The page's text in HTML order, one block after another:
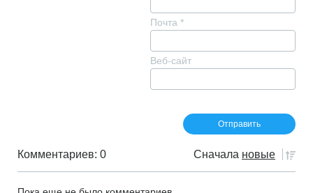
Почта *
Веб-сайт
Комментариев: 0 Сначала новые